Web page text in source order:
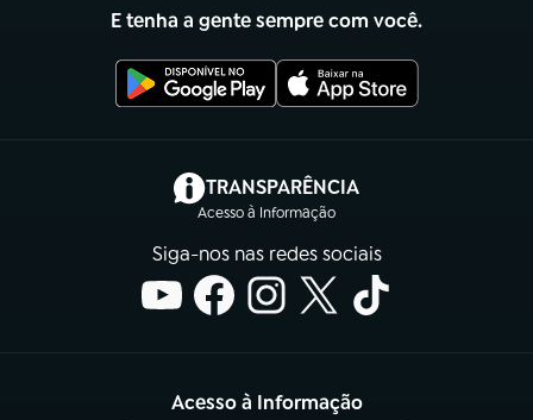
E tenha a gente sempre com você.
TRANSPARÊNCIA
Acesso à Informação
(abre em nova aba)
Siga-nos nas redes sociais
Acesso à Informação